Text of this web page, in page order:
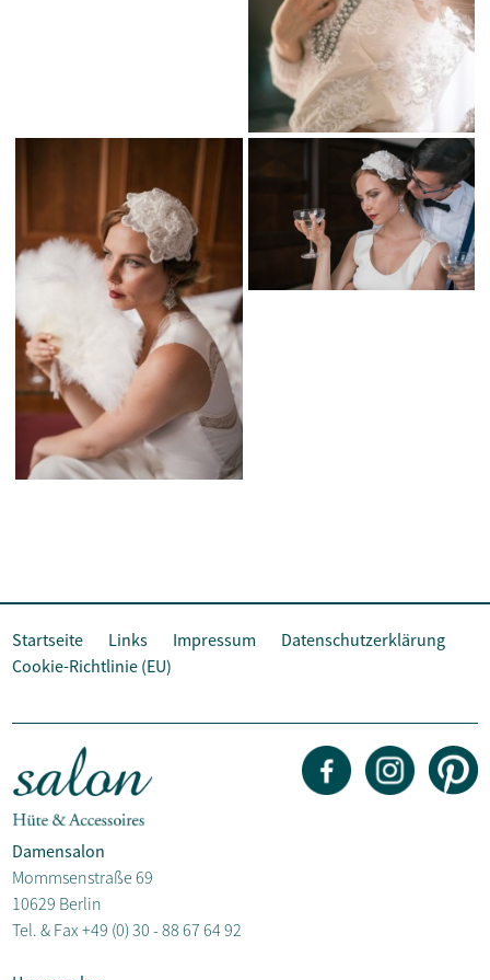
Startseite Links Impressum
Datenschutzerklärung
Cookie-Richtlinie (EU)
Damensalon
Mommsenstraße 69
10629 Berlin
Tel. & Fax+49 (0) 30 - 88 67 64 92